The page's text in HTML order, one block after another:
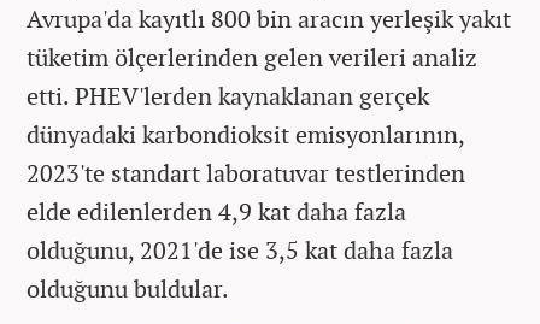
Avrupa'da kayıtlı 800 bin aracın yerleşik yakıt
tüketim ölçerlerinden gelen verileri analiz
etti. PHEV'lerden kaynaklanan gerçek
dünyadaki karbondioksit emisyonlarının,
2023'te standart laboratuvar testlerinden
elde edilenlerden 4,9 kat daha fazla
olduğunu, 2021'de ise 3,5 kat daha fazla
olduğunu buldular.